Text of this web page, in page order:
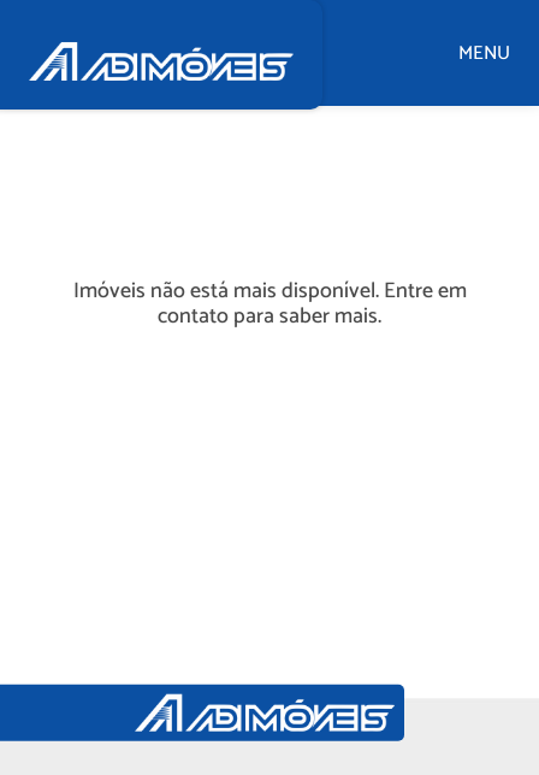
MENU
Imóveis não está mais disponível. Entre em
contato para saber mais.